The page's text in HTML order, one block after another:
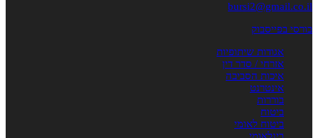
bursi2@gmail.co.il
בורסי בפייסבוק
אגודות שיתופיות
אזרחי / סדר דין
איכות הסביבה
אינטרנט
בוררות
ביטוח
ביטוח לאומי